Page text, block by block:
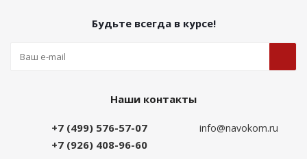
Будьте всегда в курсе!
Наши контакты
+7 (499) 576-57-07
+7 (926) 408-96-60
info@navokom.ru